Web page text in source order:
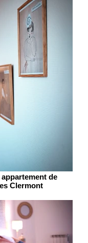
de
Clermont